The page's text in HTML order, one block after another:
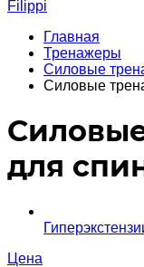
Filippi
Главная
Тренажеры
Силовые
Силовые
для
Цена